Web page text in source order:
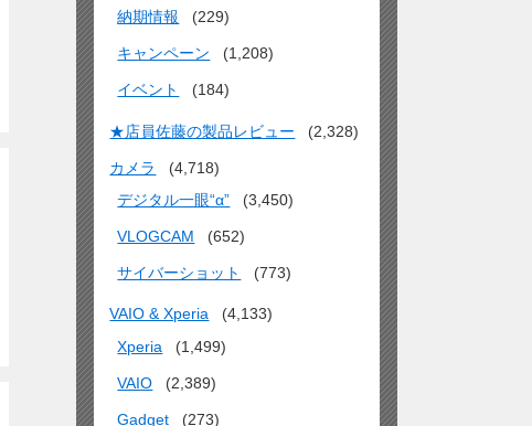
納期情報 (229)
キャンペーン (1,208)
イベント (184)
★店員佐藤の製品レビュー (2,328)
カメラ
(4,718)
デジタル一眼“α”
(3,450)
VLOGCAM (652)
サイバーショット (773)
VAIO & Xperia
(4,133)
Xperia
(1,499)
VAIO (2,389)
Gadget (273)